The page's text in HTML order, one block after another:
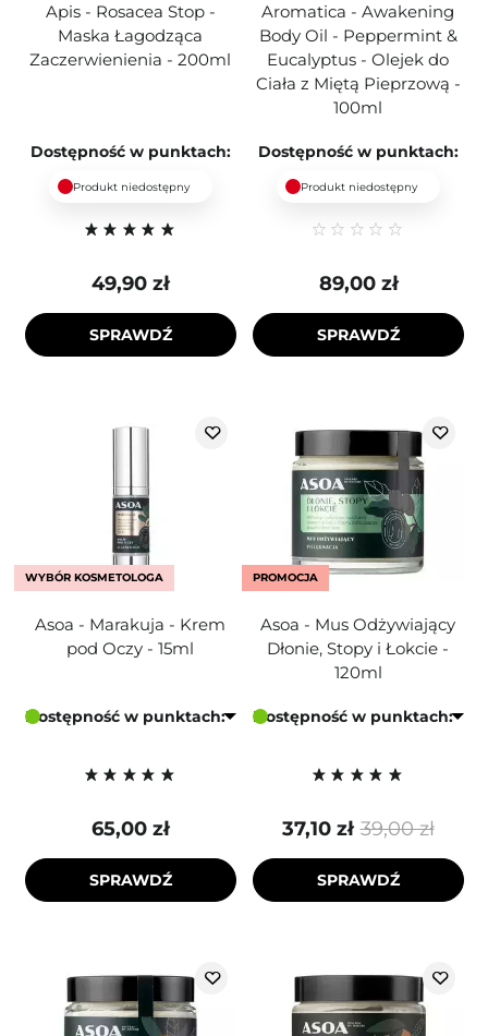
Apis - Rosacea Stop -
Maska Łagodząca
Zaczerwienienia - 200ml
Dostępność w punktach:
Produkt niedostępny
49,90 zł
SPRAWDŹ
Aromatica - Awakening
Body Oil - Peppermint &
Eucalyptus - Olejek do
Ciała z Miętą Pieprzową -
100ml
Dostępność w punktach:
Produkt niedostępny
89,00 zł
SPRAWDŹ
WYBÓR KOSMETOLOGA
Asoa - Marakuja - Krem
pod Oczy - 15ml
Dostępność w punktach:
65,00 zł
SPRAWDŹ
PROMOCJA
Asoa - Mus Odżywiający
Dłonie, Stopy i Łokcie -
120ml
Dostępność w punktach:
39,00 zł
37,10 zł
SPRAWDŹ